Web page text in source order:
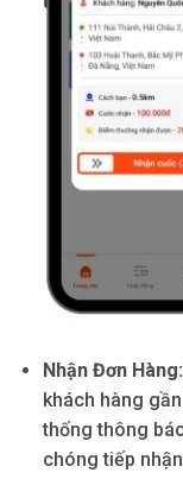
Nhận Đơn Hàng:
khách hàng
thống thông
chóng tiếp